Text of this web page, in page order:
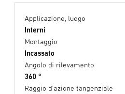
Applicazione, luogo
Interni
Montaggio
Incassato
Angolo di rilevamento
360 °
Raggio d'azione tangenziale